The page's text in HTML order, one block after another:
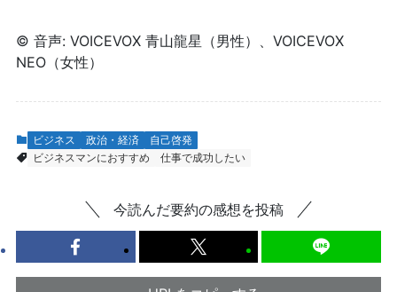
© 音声: VOICEVOX 青山龍星（男性）、VOICEVOX
NEO（女性）
ビジネス 政治・経済
自己啓発
ビジネスマンにおすすめ
仕事で成功したい
今読んだ要約の感想を投稿